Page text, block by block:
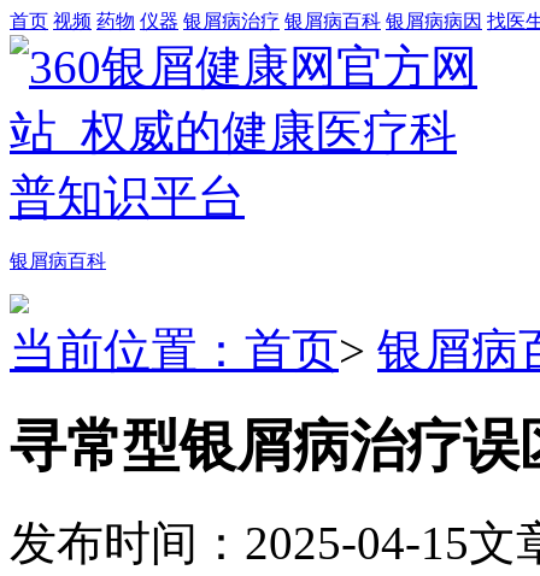
首页 视频 药物 仪器 银屑病治疗 银屑病百科 银屑病病因 找医
银屑病百科
当前位置：首页> 银屑病
寻常型银屑病治疗误
发布时间：2025-04-15文